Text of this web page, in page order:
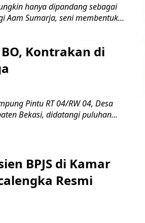
hanya dipandang sebagai
Aam Sumarja, seni membentuk...
Kontrakan di
Pintu RT 04/RW 04, Desa
Bekasi, didatangi puluhan...
BPJS di Kamar
Resmi